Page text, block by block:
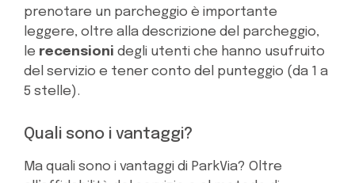
prenotare un parcheggio è importante
leggere, oltre alla descrizione del parcheggio,
le recensioni degli utenti che hanno usufruito
del servizio e tener conto del punteggio (da 1 a
5 stelle).
Quali sono i vantaggi?
Ma quali sono i vantaggi di ParkVia? Oltre